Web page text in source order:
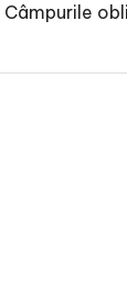
Câmpurile